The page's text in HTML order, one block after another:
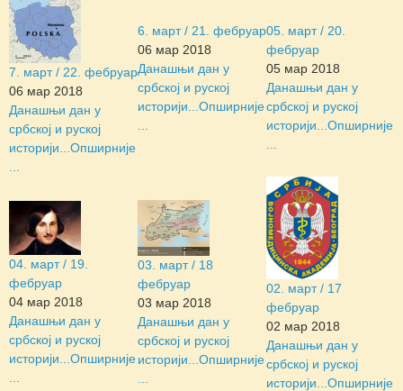
7. март / 22. фебруар
06 мар 2018
Данашњи дан у
србској и руској
историји... Опширније
6. март / 21. фебруар
06 мар 2018
Данашњи дан у
србској и руској
историји... Опширније
05. март / 20.
фебруар
05 мар 2018
Данашњи дан у
србској и руској
историји... Опширније
04. март / 19.
фебруар
04 мар 2018
Данашњи дан у
србској и руској
историји... Опширније
03. март / 18
фебруар
03 мар 2018
Данашњи дан у
србској и руској
историји... Опширније
02. март / 17
фебруар
02 мар 2018
Данашњи дан у
србској и руској
историји... Опширније